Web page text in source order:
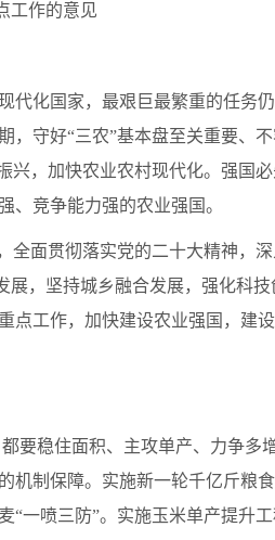
工作的意见
代化国家，最艰巨最繁重的任务
，守好“三农”基本盘至关重要、
兴，加快农业农村现代化。强国
、竞争能力强的农业强国。
全面贯彻落实党的二十大精神，
，坚持城乡融合发展，强化科技
点工作，加快建设农业强国，建
要稳住面积、主攻单产、力争多
制保障。实施新一轮千亿斤粮食
“一喷三防”。实施玉米单产提升